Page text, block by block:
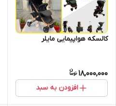
کالسکه هواپیمایی مایلر
18,000,000
افزودن به سبد